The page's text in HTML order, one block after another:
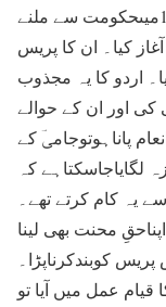
کاآغاز کیا۔ہنوز برقرار ہے۔ 1978میںحکومت سے ملنے
کیا۔ ان کا پریس
اردو کا یہ مجذوب
کی اور ان کے حوالے
پاناہوتوجامیؔ کے
لگایاجاسکتاہے کہ
یہ کام کرتے تھے۔
محنت بھی لینا
کوبندکرناپڑا۔
قیام عمل میں آیا تو